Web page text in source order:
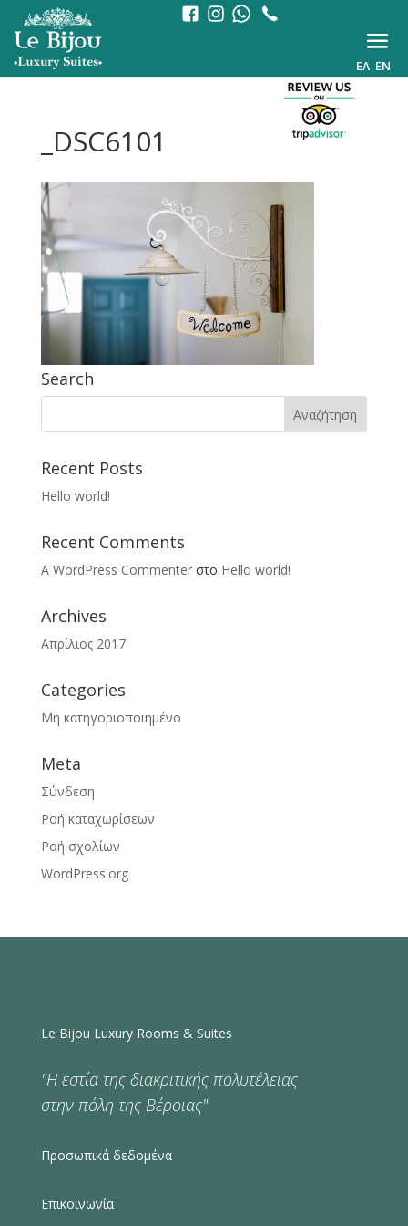
ΕΛ EN
_DSC6101
Search
Recent Posts
Hello world!
Recent Comments
A WordPress Commenterστο Hello world!
Archives
Απρίλιος 2017
Categories
Μη κατηγοριοποιημένο
Meta
Σύνδεση
Ροή καταχωρίσεων
Ροή σχολίων
WordPress.org
Le Bijou Luxury Rooms & Suites
"Η εστία της διακριτικής πολυτέλειας
στην πόλη της Βέροιας"
Προσωπικά δεδομένα
Επικοινωνία